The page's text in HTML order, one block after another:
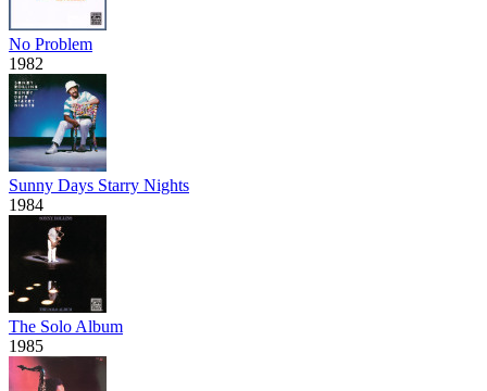
No Problem
1982
Sunny Days Starry Nights
1984
The Solo Album
1985